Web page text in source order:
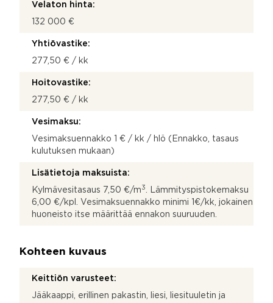
Velaton hinta:
132 000 €
Yhtiövastike:
277,50 € / kk
Hoitovastike:
277,50 € / kk
Vesimaksu:
Vesimaksuennakko 1 € / kk / hlö (Ennakko, tasaus
kulutuksen mukaan)
Lisätietoja maksuista:
Kylmävesitasaus 7,50 €/m 3
. Lämmityspistokemaksu
6,00 €/kpl. Vesimaksuennakko minimi 1€/kk, jokainen
huoneisto itse määrittää ennakon suuruuden.
Kohteen kuvaus
Keittiön varusteet:
Jääkaappi, erillinen pakastin, liesi, liesituuletin ja